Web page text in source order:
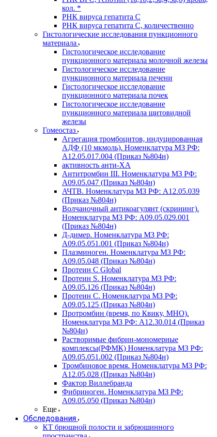
кол. *
РНК вируса гепатита C
РНК вируса гепатита C, количественно
Гистологические исследования пункционного
материала
Гистологическое исследование
пункционного материала молочной железы
Гистологическое исследование
пункционного материала печени
Гистологическое исследование
пункционного материала почек
Гистологическое исследование
пункционного материала щитовидной
железы
Гомеостаз
Агрегация тромбоцитов, индуцированная
АДФ (10 мкмоль). Номенклатура МЗ РФ:
A12.05.017.004 (Приказ №804н)
активность анти-ХА
Антитромбин III. Номенклатура МЗ РФ:
A09.05.047 (Приказ №804н)
АЧТВ. Номенклатура МЗ РФ: A12.05.039
(Приказ №804н)
Волчаночный антикоагулянт (скрининг).
Номенклатура МЗ РФ: A09.05.029.001
(Приказ №804н)
Д-димер. Номенклатура МЗ РФ:
A09.05.051.001 (Приказ №804н)
Плазминоген. Номенклатура МЗ РФ:
A09.05.048 (Приказ №804н)
Протеин C Global
Протеин S. Номенклатура МЗ РФ:
A09.05.126 (Приказ №804н)
Протеин С. Номенклатура МЗ РФ:
A09.05.125 (Приказ №804н)
Протромбин (время, по Квику, МНО).
Номенклатура МЗ РФ: A12.30.014 (Приказ
№804н)
Растворимые фибрин-мономерные
комплексы(РФМК) Номенклатура МЗ РФ:
A09.05.051.002 (Приказ №804н)
Тромбиновое время. Номенклатура МЗ РФ:
A12.05.028 (Приказ №804н)
Фактор Виллебранда
Фибриноген. Номенклатура МЗ РФ:
A09.05.050 (Приказ №804н)
Еще
Обследования
КТ брюшной полости и забрюшинного